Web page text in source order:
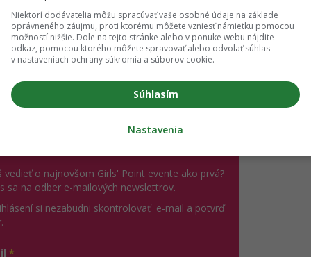
reagoval a fanúšikov sa v ankete spýtal, či má povedať
na to vykašľať a nechať to tak. Ľudí ale zaujímalo, aký má
v jednom z videí na Instagrame.„Je to skvelá žena,
Je milá, je empatická. Často myslí viac na ostatných, než
zlatokopka uviedol na začiatok.
ti nič neutečie! 💌
vedieť o najnovšom Girls' Point evente ako prvá?
sa na odber e-mailových newslettrov.
si nezabudni skontrolovať e-mail a potvrď
*
Niektorí dodávatelia môžu spracúvať vaše osobné údaje na základe
oprávneného záujmu, proti ktorému môžete vzniesť námietku pomocou
možností nižšie. Dole na tejto stránke alebo v ponuke webu nájdite
odkaz, pomocou ktorého môžete spravovať alebo odvolať súhlas
v nastaveniach ochrany súkromia a súborov cookie.
Súhlasím
Nastavenia